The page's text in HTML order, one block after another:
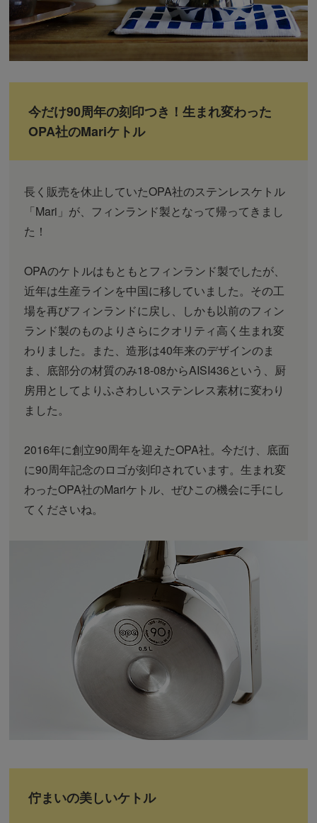
今だけ90周年の刻印つき！生まれ変わった
OPA社のMariケトル
長く販売を休止していたOPA社のステンレスケトル
「Mari」が、フィンランド製となって帰ってきまし
た！
OPAのケトルはもともとフィンランド製でしたが、
近年は生産ラインを中国に移していました。その工
場を再びフィンランドに戻し、しかも以前のフィン
ランド製のものよりさらにクオリティ高く生まれ変
わりました。また、造形は40年来のデザインのま
ま、底部分の材質のみ18-08からAISI436という、厨
房用としてよりふさわしいステンレス素材に変わり
ました。
2016年に創立90周年を迎えたOPA社。今だけ、底面
に90周年記念のロゴが刻印されています。生まれ変
わったOPA社のMariケトル、ぜひこの機会に手にし
てくださいね。
佇まいの美しいケトル